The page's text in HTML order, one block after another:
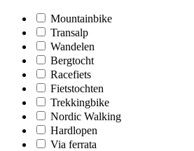
Mountainbike
Transalp
Wandelen
Bergtocht
Racefiets
Fietstochten
Trekkingbike
Nordic Walking
Hardlopen
Via ferrata